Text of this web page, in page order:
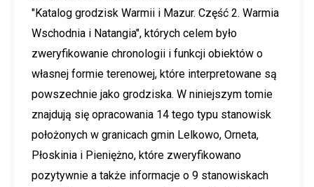
"Katalog grodzisk Warmii i Mazur. Część 2. Warmia
Wschodnia i Natangia", których celem było
zweryfikowanie chronologii i funkcji obiektów o
własnej formie terenowej, które interpretowane są
powszechnie jako grodziska. W niniejszym tomie
znajdują się opracowania 14 tego typu stanowisk
położonych w granicach gmin Lelkowo, Orneta,
Płoskinia i Pieniężno, które zweryfikowano
pozytywnie a także informacje o 9 stanowiskach